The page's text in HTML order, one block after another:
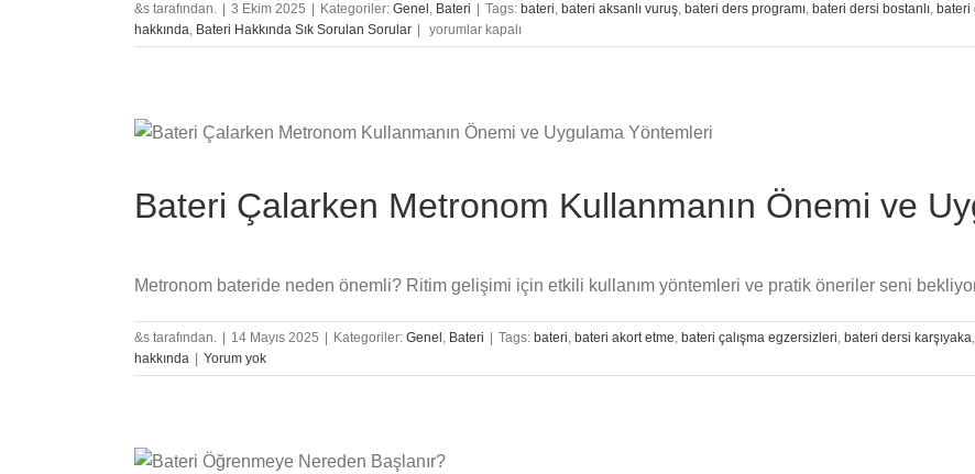
&s tarafından. 3 Ekim 2025 Kategoriler: Genel , Bateri Tags: bateri, bateri aksanlı vuruş, bateri ders programı, bateri dersi bostanlı, bateri
hakkında, Bateri Hakkında Sık Sorulan Sorular
Bateri
Seti
Seçimi
Göre
Çözümler
yorumlar kapalı
Bateri Çalarken Metronom Kullanmanın Önemi ve
Metronom bateride neden önemli? Ritim gelişimi için etkili kullanım yöntemleri ve pratik öneriler seni
&s tarafından. | 14 Mayıs 2025 | Kategoriler: Genel Bateri | Tags: bateri bateri akort etme bateri çalışma egzersizleri bateri dersi karşıyaka
hakkında | Yorum yok